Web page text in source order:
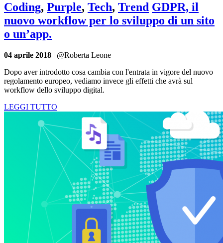
Coding, Purple, Tech, Trend GDPR, il
nuovo workflow per lo sviluppo di un sito
o un’app.
04 aprile 2018 | @Roberta Leone
Dopo aver introdotto cosa cambia con l'entrata in vigore del nuovo
regolamento europeo, vediamo invece gli effetti che avrà sul
workflow dello sviluppo digital.
LEGGI TUTTO